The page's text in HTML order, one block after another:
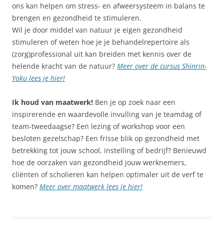
ons kan helpen om stress- en afweersysteem in balans te
brengen en gezondheid te stimuleren.
Wil je door middel van natuur je eigen gezondheid
stimuleren of weten hoe je je behandelrepertoire als
(zorg)professional uit kan breiden met kennis over de
helende kracht van de natuur? Meer over de cursus Shinrin-
Yoku lees je hier!
Ik houd van maatwerk! Ben je op zoek naar een
inspirerende en waardevolle invulling van je teamdag of
team-tweedaagse? Een lezing of workshop voor een
besloten gezelschap? Een frisse blik op gezondheid met
betrekking tot jouw school, instelling of bedrijf? Benieuwd
hoe de oorzaken van gezondheid jouw werknemers,
cliënten of scholieren kan helpen optimaler uit de verf te
komen? Meer over maatwerk lees je hier!